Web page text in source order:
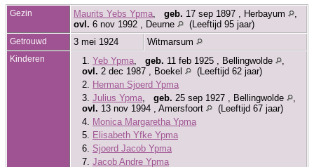
Gezin Maurits Yebs Ypma geb. 17 sep 1897 , Herbayum
ovl. 6 nov 1992 , Deurne (Leeftijd 95 jaar)
Getrouwd 3 mei 1924 Witmarsum
Kinderen 1. Yeb Ypma geb. 11 feb 1925 , Bellingwolde
ovl. 2 dec 1987 , Boekel
(Leeftijd 62 jaar)
2.
Herman Sjoerd Ypma
3. Julius Ypma geb. 25 sep 1927 , Bellingwolde
ovl. 13 nov 1994 , Amersfoort
(Leeftijd 67 jaar)
4.
Monica Margaretha Ypma
5.
Elisabeth Yfke Ypma
6. Sjoerd Jacob Ypma
7. Jacob Andre Ypma